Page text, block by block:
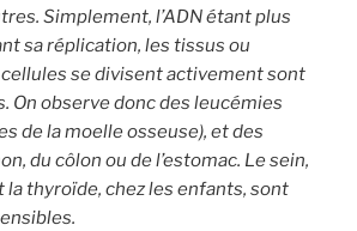
Simplement, l’ADN étant plus
sa réplication, les tissus ou
se divisent activement sont
On observe donc des leucémies
de la moelle osseuse), et des
du côlon ou de l’estomac. Le sein,
la thyroïde, chez les enfants, sont